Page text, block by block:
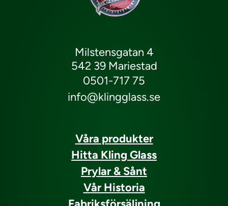
Milstensgatan 4
542 39 Mariestad
0501-717 75
info@klingglass.se
Våra produkter
Hitta Kling Glass
Prylar & Sånt
Vår Historia